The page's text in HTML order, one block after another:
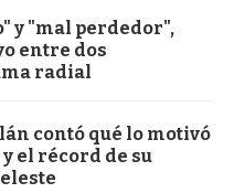
y "mal perdedor",
entre dos
radial
contó qué lo motivó
el récord de su